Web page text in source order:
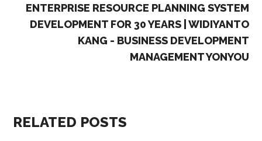
ENTERPRISE RESOURCE PLANNING SYSTEM
DEVELOPMENT FOR 30 YEARS | WIDIYANTO
KANG - BUSINESS DEVELOPMENT
MANAGEMENT YONYOU
RELATED POSTS